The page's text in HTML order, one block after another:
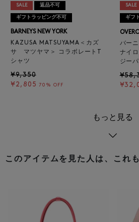
SALE 返品不可
ギフトラッピング不可
BARNEYS NEW YORK
KAZUSA MATSUYAMA＜カズ
サ マツヤマ＞ コラボレートT
シャツ
¥9,350
¥2,805 70% OFF
SALE
ギフ
バー
ナイ
ジー
もっと見る
このアイテムを見た人は、これ